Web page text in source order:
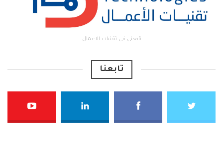
تابعني في تقنيات الاعمال
تابعنا